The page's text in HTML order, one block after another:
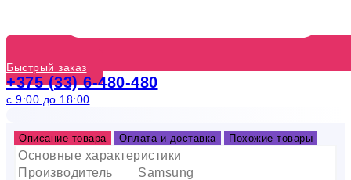
Быстрый заказ
+375 (33) 6-480-480
с 9:00 до 18:00
Описание товара Оплата и доставка Похожие товары
Основные характеристики
Производитель
Samsung